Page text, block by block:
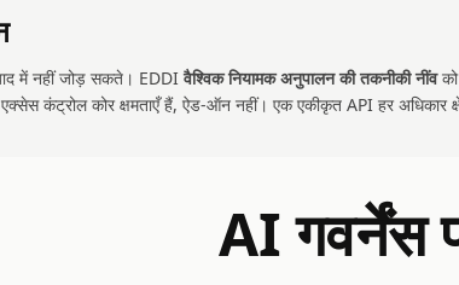
में नहीं जोड़ सकते। EDDIवैश्विक नियामक अनुपालन की तकनीकी नींवको
कंट्रोल कोर क्षमताएँ हैं, ऐड-ऑन नहीं। एक एकीकृत API हर अधिकार
AI गवर्नेंस